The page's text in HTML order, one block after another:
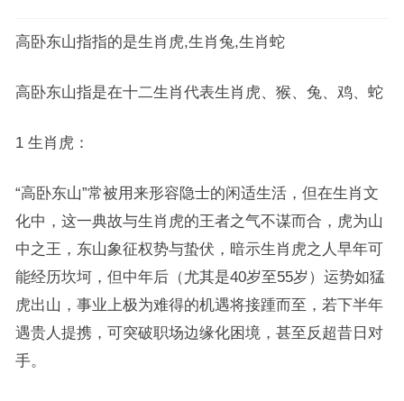
高卧东山指指的是生肖虎,生肖兔,生肖蛇
高卧东山指是在十二生肖代表生肖虎、猴、兔、鸡、蛇
1 生肖虎：
“高卧东山”常被用来形容隐士的闲适生活，但在生肖文
化中，这一典故与生肖虎的王者之气不谋而合，虎为山
中之王，东山象征权势与蛰伏，暗示生肖虎之人早年可
能经历坎坷，但中年后（尤其是40岁至55岁）运势如猛
虎出山，事业上极为难得的机遇将接踵而至，若下半年
遇贵人提携，可突破职场边缘化困境，甚至反超昔日对
手。